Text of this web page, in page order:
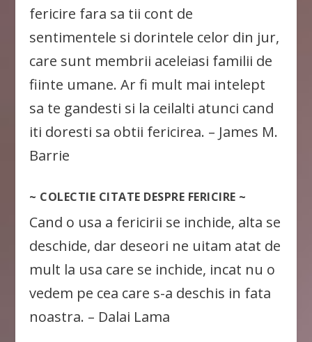
fericire fara sa tii cont de
sentimentele si dorintele celor din jur,
care sunt membrii aceleiasi familii de
fiinte umane. Ar fi mult mai intelept
sa te gandesti si la ceilalti atunci cand
iti doresti sa obtii fericirea. – James M.
Barrie
~ COLECTIE CITATE DESPRE FERICIRE ~
Cand o usa a fericirii se inchide, alta se
deschide, dar deseori ne uitam atat de
mult la usa care se inchide, incat nu o
vedem pe cea care s-a deschis in fata
noastra. – Dalai Lama